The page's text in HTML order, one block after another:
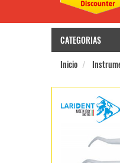
CATEGORIAS
Inicio